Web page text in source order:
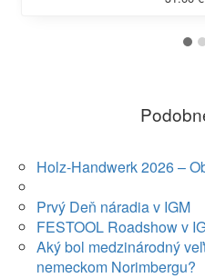
Holz-Handwerk 2026 –
Prvý Deň náradia v IGM
FESTOOL Roadshow v
Aký bol medzinárodný
nemeckom Norimbergu?